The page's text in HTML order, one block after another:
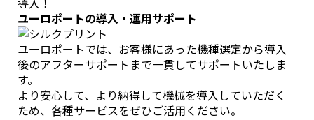
ユーロポートの導入・運用サポート
ユーロポートでは、お客様にあった機種選定から導入
後のアフターサポートまで一貫してサポートいたしま
す。
より安心して、より納得して機械を導入していただく
ため、各種サービスをぜひご活用ください。